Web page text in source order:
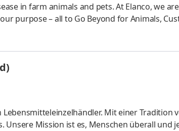
in farm animals and pets. At Elanco, we
purpose – all to Go Beyond for Animals,
a diverse and inclusive work environment.
and overall business success. Here,
work with dynamic individuals, and
Mit einer Tradition
Unsere Mission ist es, Menschen überall und